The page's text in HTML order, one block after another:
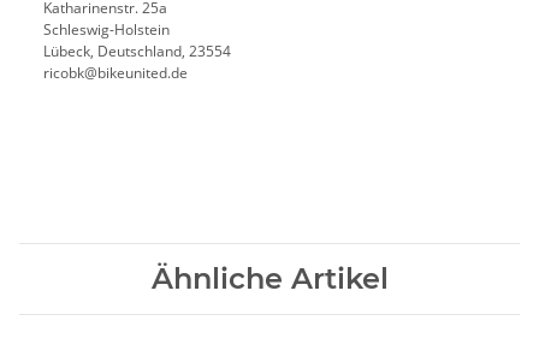
Katharinenstr. 25a
Schleswig-Holstein
Lübeck, Deutschland, 23554
ricobk@bikeunited.de
Ähnliche Artikel